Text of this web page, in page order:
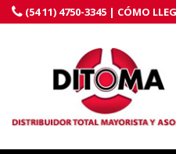
(54 11) 4750-3345 | CÓMO